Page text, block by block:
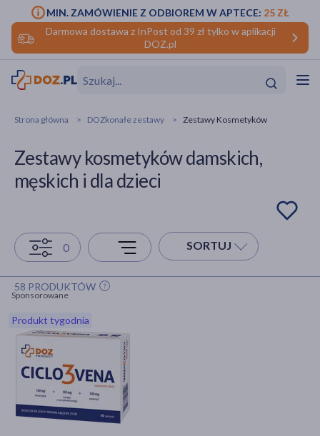
Darmowa dostawa z InPost od 39 zł tylko w aplikacji
DOZ.pl
MIN. ZAMÓWIENIE Z ODBIOREM W APTECE: 25 ZŁ
Hit
Hit
makijażu
Strona główna DOZkonałe zestawy Zestawy Kosmetyków
Zestawy kosmetyków damskich,
męskich i dla dzieci
0 SORTUJ
58 PRODUKTÓW
Sponsorowane
Produkt tygodnia